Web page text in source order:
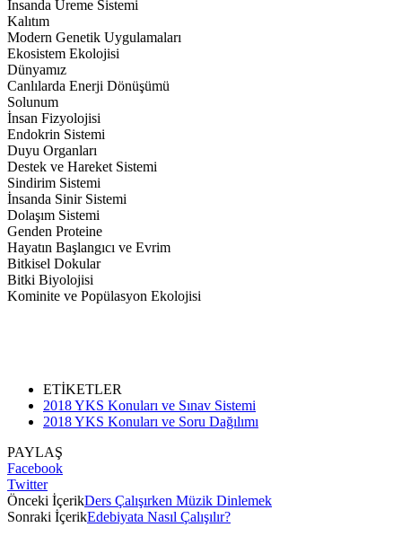
İnsanda Üreme Sistemi
Kalıtım
Modern Genetik Uygulamaları
Ekosistem Ekolojisi
Dünyamız
Canlılarda Enerji Dönüşümü
Solunum
İnsan Fizyolojisi
Endokrin Sistemi
Duyu Organları
Destek ve Hareket Sistemi
Sindirim Sistemi
İnsanda Sinir Sistemi
Dolaşım Sistemi
Genden Proteine
Hayatın Başlangıcı ve Evrim
Bitkisel Dokular
Bitki Biyolojisi
Kominite ve Popülasyon Ekolojisi
ETİKETLER
2018 YKS Konuları ve Sınav Sistemi
2018 YKS Konuları ve Soru Dağılımı
PAYLAŞ
Facebook
Twitter
Önceki İçerikDers Çalışırken Müzik Dinlemek
Sonraki İçerikEdebiyata Nasıl Çalışılır?